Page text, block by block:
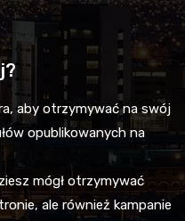
aby otrzymywać na swój
opublikowanych na
mógł otrzymywać
ale również kampanie